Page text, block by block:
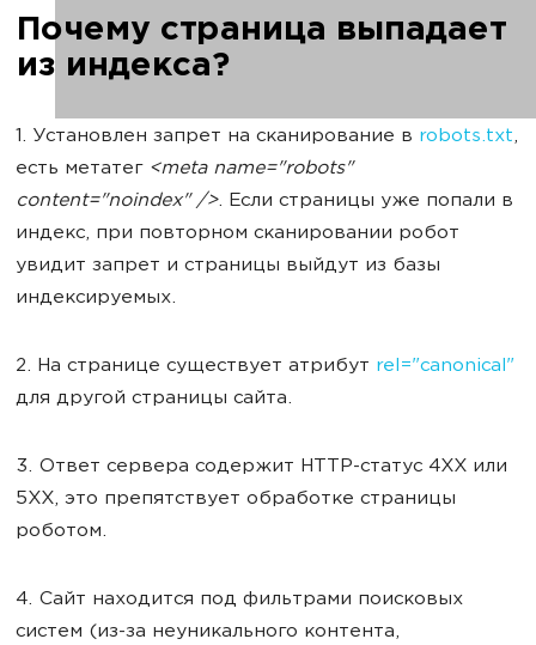
Почему страница выпадает
из индекса?
1. Установлен запрет на сканирование в robots.txt,
есть метатег <meta name="robots"
content="noindex" />. Если страницы уже попали в
индекс, при повторном сканировании робот
увидит запрет и страницы выйдут из базы
индексируемых.
2. На странице существует атрибут rel="canonical"
для другой страницы сайта.
3. Ответ сервера содержит HTTP-статус 4XX или
5XX, это препятствует обработке страницы
роботом.
4. Сайт находится под фильтрами поисковых
систем (из-за неуникального контента,